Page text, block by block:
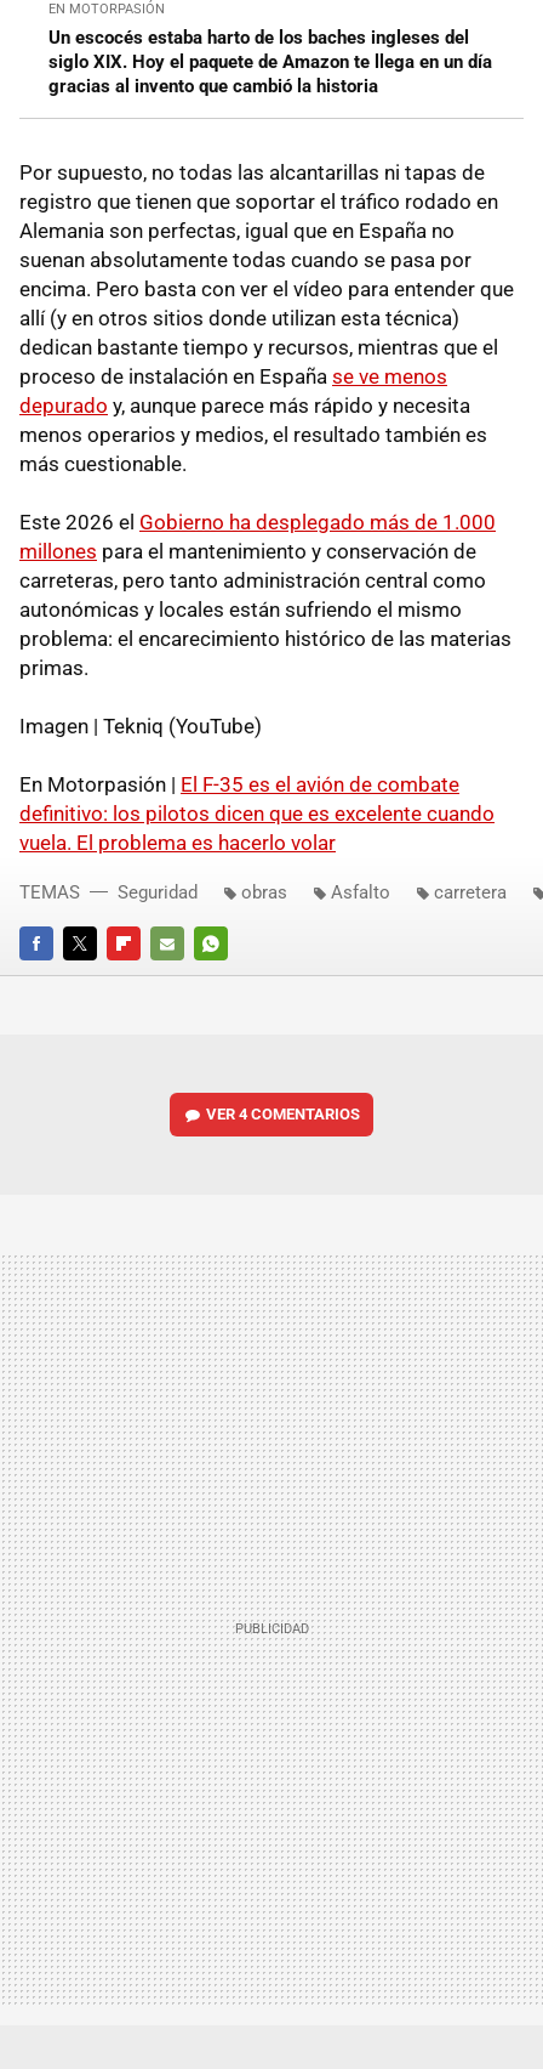
EN MOTORPASIÓN
Un escocés estaba harto de los baches ingleses del
siglo XIX. Hoy el paquete de Amazon te llega en un día
gracias al invento que cambió la historia
Por supuesto, no todas las alcantarillas ni tapas de
registro que tienen que soportar el tráfico rodado en
Alemania son perfectas, igual que en España no
suenan absolutamente todas cuando se pasa por
encima. Pero basta con ver el vídeo para entender que
allí (y en otros sitios donde utilizan esta técnica)
dedican bastante tiempo y recursos, mientras que el
proceso de instalación en España se ve menos
depurado y, aunque parece más rápido y necesita
menos operarios y medios, el resultado también es
más cuestionable.
Este 2026 el Gobierno ha desplegado más de 1.000
millones para el mantenimiento y conservación de
carreteras, pero tanto administración central como
autonómicas y locales están sufriendo el mismo
problema: el encarecimiento histórico de las materias
primas.
Imagen | Tekniq (YouTube)
En Motorpasión | El F-35 es el avión de combate
definitivo: los pilotos dicen que es excelente cuando
vuela. El problema es hacerlo volar
FACEBOOKTWITTERFLIPBOARD
E-
WHATSAPP
TEMAS Seguridad obras Asfalto carretera
VER4 COMENTARIOS